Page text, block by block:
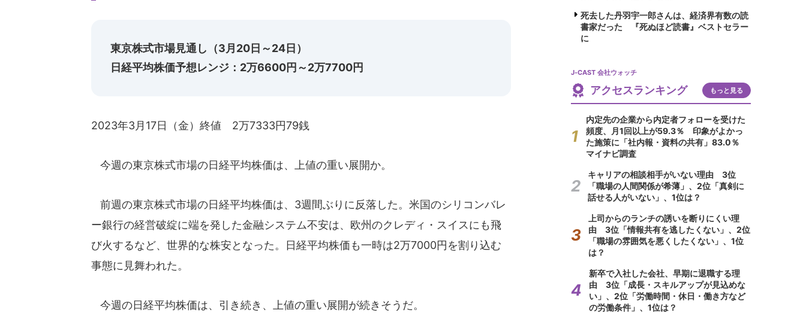
東京株式市場見通し（3月20日～24日）
日経平均株価予想レンジ：2万6600円～2万7700円
2023年3月17日（金）終値 2万7333円79銭
今週の東京株式市場の日経平均株価は、上値の重い展開か。
前週の東京株式市場の日経平均株価は、3週間ぶりに反落した。米国のシリコンバレ
ー銀行の経営破綻に端を発した金融システム不安は、欧州のクレディ・スイスにも飛
び火するなど、世界的な株安となった。日経平均株価も一時は2万7000円を割り込む
事態に見舞われた。
今週の日経平均株価は、引き続き、上値の重い展開が続きそうだ。
死去した丹羽宇一郎さんは、経済界有数の読
書家だった 『死ぬほど読書』ベストセラー
に
J-CAST 会社ウォッチ
アクセスランキング もっと見る
内定先の企業から内定者フォローを受けた
頻度、月1回以上が59.3％ 印象がよかっ
た施策に「社内報・資料の共有」83.0％
マイナビ調査
キャリアの相談相手がいない理由 3位
「職場の人間関係が希薄」、2位「真剣に
話せる人がいない」、1位は？
上司からのランチの誘いを断りにくい理
由 3位「情報共有を逃したくない」、2位
「職場の雰囲気を悪くしたくない」、1位
は？
新卒で入社した会社、早期に退職する理
由 3位「成長・スキルアップが見込めな
い」、2位「労働時間・休日・働き方など
の労働条件」、1位は？